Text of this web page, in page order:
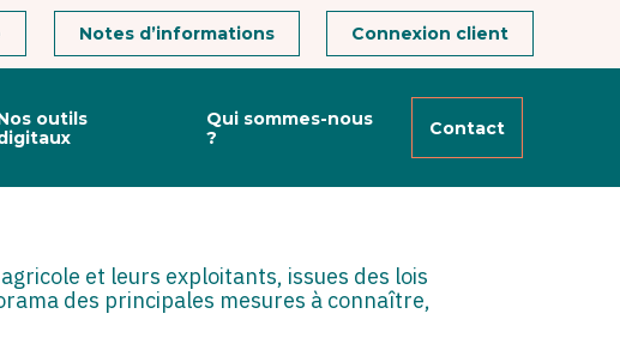
Connexion client
Notes d’informations
outils
Qui sommes-nous
?
Contact
et leurs exploitants, issues des lois
des principales mesures à connaître,